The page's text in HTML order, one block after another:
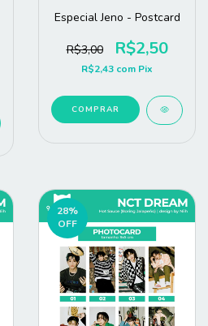
Especial Jeno - Postcard
R$3,00 R$2,50
R$2,43 com Pix
COMPRAR
28%
OFF